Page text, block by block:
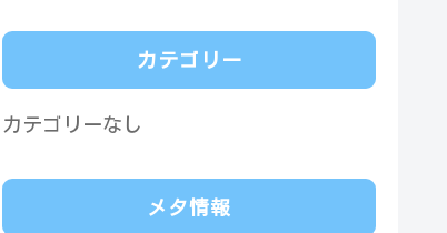
カテゴリー
カテゴリーなし
メタ情報